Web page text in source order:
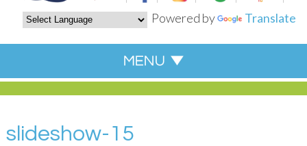
Powered by Translate
slideshow-15